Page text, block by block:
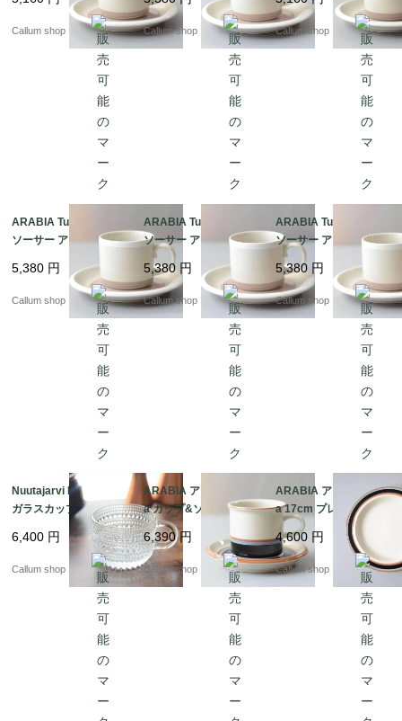
北欧食器 陶器 アンティ
ーク ヴィンテージ_it44
Callum shop
北欧食器 陶器 アンティ
ーク ヴィンテージ_it44
93
Callum shop
北欧食器 陶器 アンティ
ーク ヴィンテージ_it44
91
Callum shop
ARABIA Tupa カップ&
ソーサー アラビア トゥ
北欧食器 陶器 アンティ
ーク ヴィンテージ_it44
5,380 円
Callum shop
ARABIA Tupa カップ&
ソーサー アラビア トゥ
パ フィンランド 北欧
北欧食器 陶器 アンティ
ーク ヴィンテージ_it44
89
5,380円
Callum shop
ARABIA Tupa カップ&
ソーサー アラビア トゥ
パ フィンランド 北欧
北欧食器 陶器 アンティ
ーク ヴィンテージ_it44
88
5,380 円
Callum shop
Nuutajarvi Kastehelmi
ガラスカップ ヌータヤ
ルヴィ カステヘルミ A
rabia時代 ヴィンテー
ジ Oiva Toikka オイヴ
ァトイッカ_it4485
6,400 円
Callum shop
ARABIA アラビア Taik
a カップ&ソーサー タ
イカ 北欧食器 フィンラ
ンド ヴィンテージ アン
ティーク_it4433
6,390円
Callum shop
ARABIA アラビア Taik
a 17cm プレート お皿
タイカ 北欧食器 フィン
ランド 北欧 ヴィンテー
ジ アンティーク_it443
7
4,600 円
Callum shop